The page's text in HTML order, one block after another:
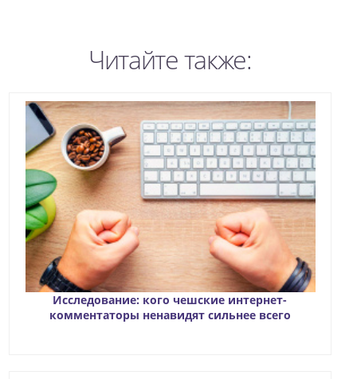
Читайте также:
Исследование: кого чешские интернет-
комментаторы ненавидят сильнее всего